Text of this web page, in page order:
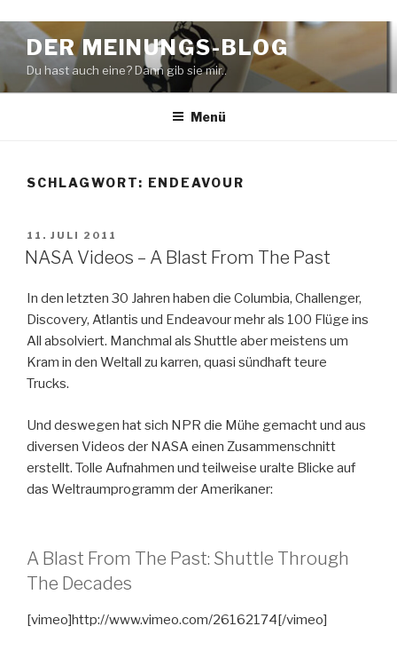
Zum
Inhalt
springen
DER MEINUNGS-BLOG
Du hast auch eine? Dann gib sie mir..
Menü
SCHLAGWORT: ENDEAVOUR
VERÖFFENTLICHT
AM
11. JULI 2011
NASA Videos – A Blast From The Past
In den letzten 30 Jahren haben die Columbia, Challenger,
Discovery, Atlantis und Endeavour mehr als 100 Flüge ins
All absolviert. Manchmal als Shuttle aber meistens um
Kram in den Weltall zu karren, quasi sündhaft teure
Trucks.
Und deswegen hat sich NPR die Mühe gemacht und aus
diversen Videos der NASA einen Zusammenschnitt
erstellt. Tolle Aufnahmen und teilweise uralte Blicke auf
das Weltraumprogramm der Amerikaner:
A Blast From The Past: Shuttle Through
The Decades
[vimeo]http://www.vimeo.com/26162174[/vimeo]